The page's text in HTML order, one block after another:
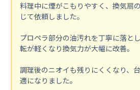
料理中に煙がこもりやすく、換気扇
じて依頼しました。
プロペラ部分の油汚れを丁寧に落と
転が軽くなり換気力が大幅に改善。
調理後のニオイも残りにくくなり、
適になりました。